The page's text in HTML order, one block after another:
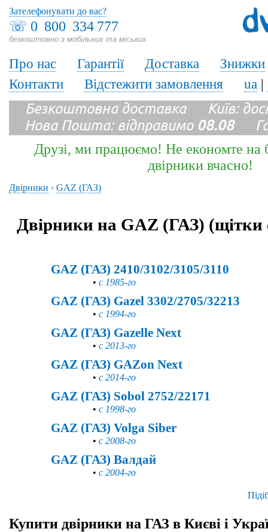
☏ 0 800 334 777
безкоштовно з мобільних та міських
Зателефонувати до вас?
Про нас Гарантії Доставка
Знижки
Контакти
Відстежити замовлення ua |
Безкоштовна доставка Київ:
Нова Пошта: відправимо 08.08
Друзі, ми працюємо! Не економте на
двірники вчасно!
Двірники › GAZ (ГАЗ)
Двірники на GAZ (ГАЗ) (щітки
GAZ (ГАЗ) 2410/3102/3105/3110
• с 1985-го
GAZ (ГАЗ) Gazel 3302/2705/32213
• с 1994-го
GAZ (ГАЗ) Gazelle Next
• с 2013-го
GAZ (ГАЗ) GAZon Next
• с 2014-го
GAZ (ГАЗ) Sobol 2752/22171
• с 1998-го
GAZ (ГАЗ) Volga Siber
• с 2008-го
GAZ (ГАЗ) Валдай
• с 2004-го
Купити двірники на ГАЗ в Києві і